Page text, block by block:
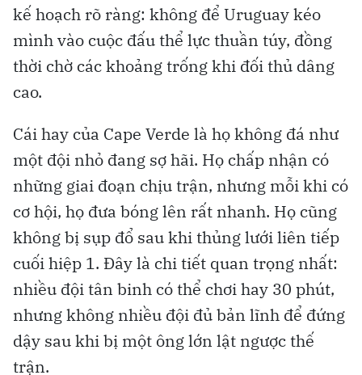
kế hoạch rõ ràng: không để Uruguay kéo
mình vào cuộc đấu thể lực thuần túy, đồng
thời chờ các khoảng trống khi đối thủ dâng
cao.
Cái hay của Cape Verde là họ không đá như
một đội nhỏ đang sợ hãi. Họ chấp nhận có
những giai đoạn chịu trận, nhưng mỗi khi có
cơ hội, họ đưa bóng lên rất nhanh. Họ cũng
không bị sụp đổ sau khi thủng lưới liên tiếp
cuối hiệp 1. Đây là chi tiết quan trọng nhất:
nhiều đội tân binh có thể chơi hay 30 phút,
nhưng không nhiều đội đủ bản lĩnh để đứng
dậy sau khi bị một ông lớn lật ngược thế
trận.